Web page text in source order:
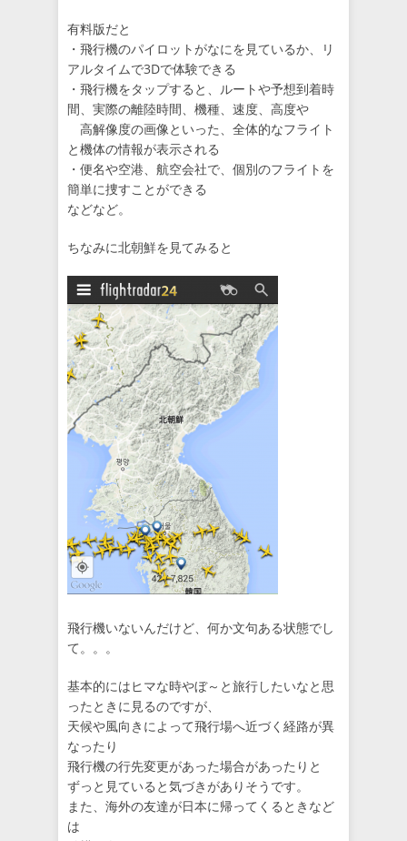
有料版だと
・飛行機のパイロットがなにを見ているか、リ
アルタイムで3Dで体験できる
・飛行機をタップすると、ルートや予想到着時
間、実際の離陸時間、機種、速度、高度や
高解像度の画像といった、全体的なフライト
と機体の情報が表示される
・便名や空港、航空会社で、個別のフライトを
簡単に捜すことができる
などなど。
ちなみに北朝鮮を見てみると
飛行機いないんだけど、何か文句ある状態でし
て。。。
基本的にはヒマな時やぼ～と旅行したいなと思
ったときに見るのですが、
天候や風向きによって飛行場へ近づく経路が異
なったり
飛行機の行先変更があった場合があったりと
ずっと見ていると気づきがありそうです。
また、海外の友達が日本に帰ってくるときなど
は